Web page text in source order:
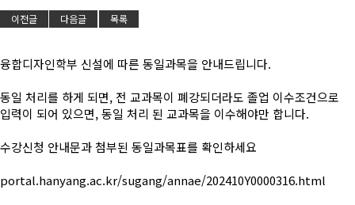
이전글 다음글 목록
융합디자인학부 신설에 따른 동일과목을 안내드립니다.
동일 처리를 하게 되면, 전 교과목이 폐강되더라도 졸업 이수조건으로
입력이 되어 있으면, 동일 처리 된 교과목을 이수해야만 합니다.
수강신청 안내문과 첨부된 동일과목표를 확인하세요
portal.hanyang.ac.kr/sugang/annae/202410Y0000316.html